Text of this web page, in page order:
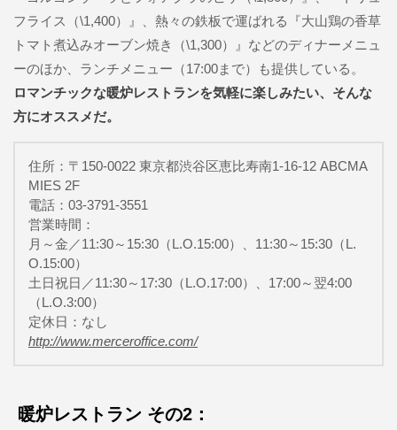
フライス（\1,400）』、熱々の鉄板で運ばれる『大山鶏の香草
トマト煮込みオーブン焼き（\1,300）』などのディナーメニュ
ーのほか、ランチメニュー（17:00まで）も提供している。
ロマンチックな暖炉レストランを気軽に楽しみたい、そんな
方にオススメだ。
住所：〒150-0022 東京都渋谷区恵比寿南1-16-12 ABCMA
MIES 2F
電話：03-3791-3551
営業時間：
月～金／11:30～15:30（L.O.15:00）、11:30～15:30（L.
O.15:00）
土日祝日／11:30～17:30（L.O.17:00）、17:00～翌4:00
（L.O.3:00）
定休日：なし
http://www.merceroffice.com/
暖炉レストラン その2：